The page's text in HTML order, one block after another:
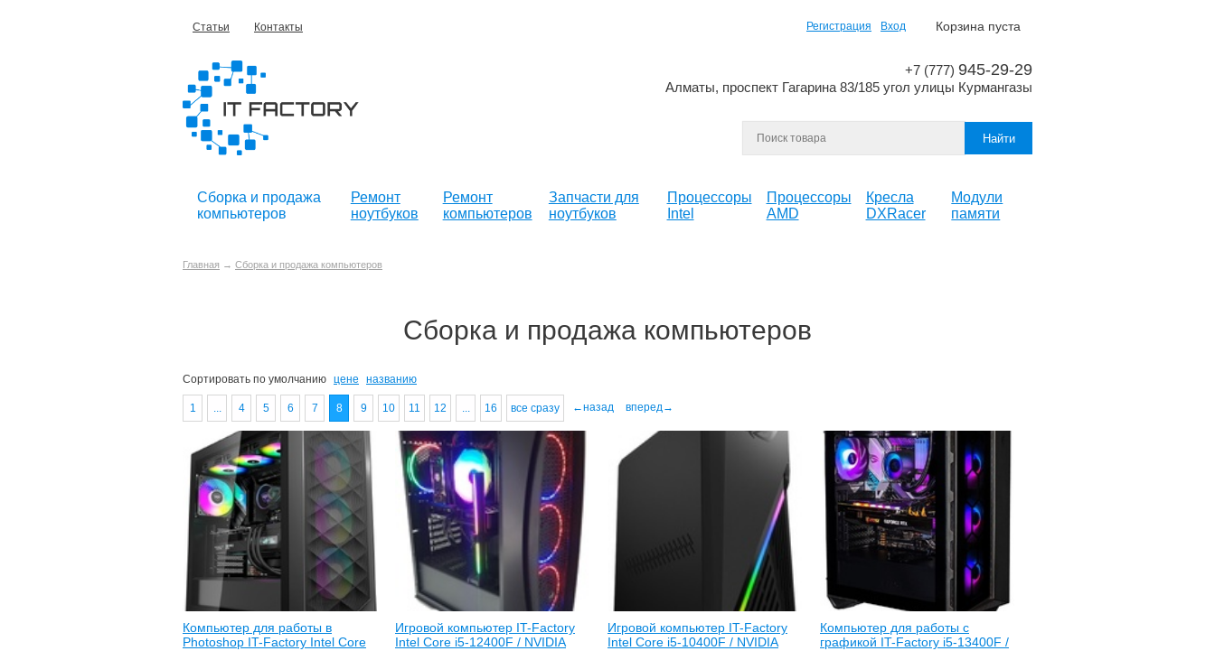
Статьи Контакты Корзина пуста
Регистрация Вход
+7 (777) 945-29-29
Алматы, проспект Гагарина 83/185 угол улицы Курмангазы
Сборка и продажа
компьютеров
Ремонт
ноутбуков
Ремонт
компьютеров
Запчасти для
ноутбуков
Процессоры
Intel
Процессоры
AMD
Кресла
DXRacer
Модули
памяти
Главная → Сборка и продажа компьютеров
Сборка и продажа компьютеров
Сортировать по умолчанию цене названию
1 ... 4 5 6 7 8 9 10 11 12 ... 16 все сразу ←назад вперед→
Компьютер для работы в
Photoshop IT-Factory Intel Core
Игровой компьютер IT-Factory
Intel Core i5-12400F / NVIDIA
Игровой компьютер IT-Factory
Intel Core i5-10400F / NVIDIA
Компьютер для работы с
графикой IT-Factory i5-13400F /